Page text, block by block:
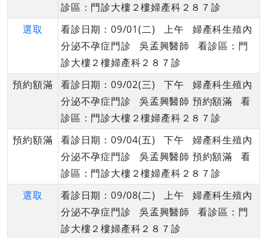
診區：門診大樓２樓婦產科２８７診
選取
看診日期：09/01(二) 上午 婦產科生殖內
分泌不孕症門診 吳孟興醫師 看診區：門
診大樓２樓婦產科２８７診
預約額滿
看診日期：09/02(三) 下午 婦產科生殖內
分泌不孕症門診 吳孟興醫師 預約額滿 看
診區：門診大樓２樓婦產科２８７診
預約額滿
看診日期：09/04(五) 下午 婦產科生殖內
分泌不孕症門診 吳孟興醫師 預約額滿 看
診區：門診大樓２樓婦產科２８７診
選取
看診日期：09/08(二) 上午 婦產科生殖內
分泌不孕症門診 吳孟興醫師 看診區：門
診大樓２樓婦產科２８７診